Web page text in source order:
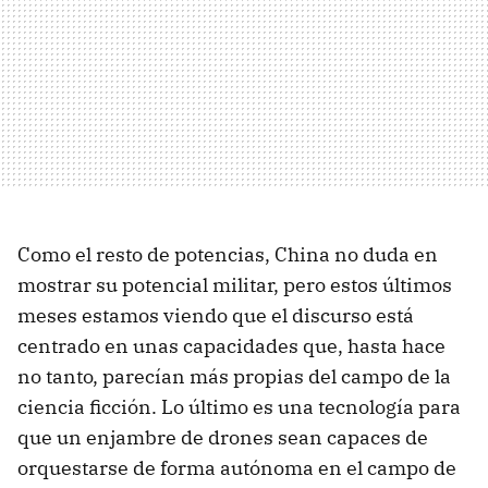
Como el resto de potencias, China no duda en
mostrar su potencial militar, pero estos últimos
meses estamos viendo que el discurso está
centrado en unas capacidades que, hasta hace
no tanto, parecían más propias del campo de la
ciencia ficción. Lo último es una tecnología para
que un enjambre de drones sean capaces de
orquestarse de forma autónoma en el campo de